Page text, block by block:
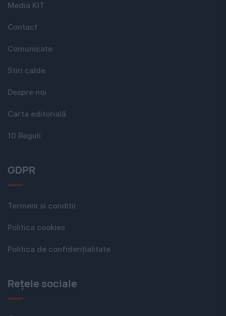
Media KIT
Contact
Comunicate
Stiri calde
Despre noi
Carta editorială
10 Reguli
GDPR
Termeni si conditii
Politica cookies
Politica de confidențialitate
Rețele sociale